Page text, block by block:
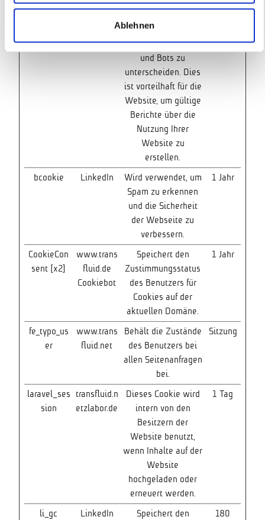
Ablehnenverwendet, um
zwischen Menschen
und Bots zu
unterscheiden. Dies
ist vorteilhaft für die
Website, um gültige
Berichte über die
Nutzung Ihrer
Website zu
erstellen.
bcookie LinkedIn
Wird verwendet, um
Spam zu erkennen
und die Sicherheit
der Webseite zu
verbessern.
1 Jahr
CookieCon
sent [x2]
www.trans
fluid.de
Cookiebot
Speichert den
Zustimmungsstatus
des Benutzers für
Cookies auf der
aktuellen Domäne.
1 Jahr
fe_typo_us
er
www.trans
fluid.net
Behält die Zustände
des Benutzers bei
allen Seitenanfragen
bei.
Sitzung
laravel_ses
sion
transfluid.n
etzlabor.de
Dieses Cookie wird
intern von den
Besitzern der
Website benutzt,
wenn Inhalte auf der
Website
hochgeladen oder
erneuert werden.
1 Tag
li_gc LinkedIn
Speichert den
180